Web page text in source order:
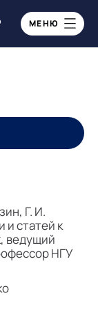
МЕНЮ
Г. И.
и статей к
ведущий
НГУ